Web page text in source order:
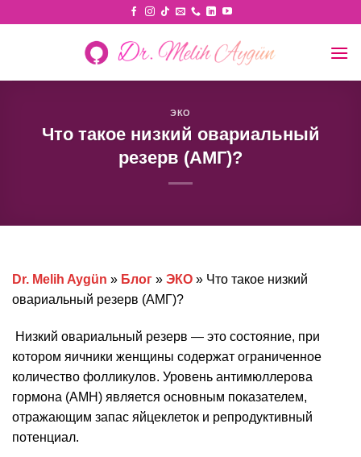
ЭКО
Что такое низкий овариальный
резерв (АМГ)?
Dr. Melih Aygün » Блог » ЭКО » Что такое низкий
овариальный резерв (АМГ)?
Низкий овариальный резерв — это состояние, при
котором яичники женщины содержат ограниченное
количество фолликулов. Уровень антимюллерова
гормона (AMH) является основным показателем,
отражающим запас яйцеклеток и репродуктивный
потенциал.